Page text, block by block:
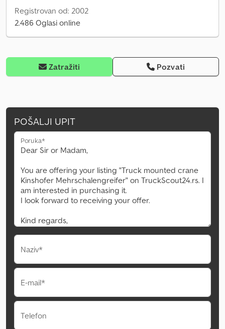
Registrovan od: 2002
2.486 Oglasi online
Zatražiti Pozvati
POŠALJI UPIT
Poruka*
Naziv*
E-mail*
Telefon